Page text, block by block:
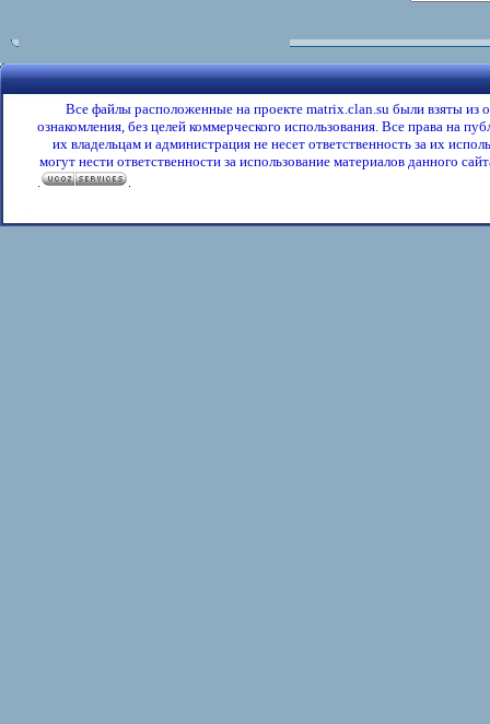
Все файлы расположенные на проекте matrix.clan.su были взяты из
ознакомления, без целей коммерческого использования. Все права на
их владельцам и администрация не несет ответственность за их
могут нести ответственности за использование материалов данного